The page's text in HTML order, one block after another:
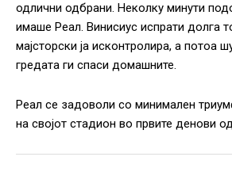
одлични одбрани. Неколку минути
имаше Реал. Винисиус испрати долга
мајсторски ја исконтролира, а потоа
гредата ги спаси домашните.
Реал се задоволи со минимален
на својот стадион во првите денови